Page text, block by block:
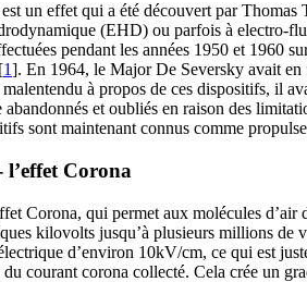
un effet qui a été découvert par
(EHD) ou parfois à electro-
pendant les années 1950 et 1960
[1]. En 1964, le Major De Seversky avait
à propos de ces dispositifs, il
et oubliés en raison des
sont maintenant connus comme
l’effet Corona
Corona, qui permet aux molécules
kilovolts jusqu’à plusieurs millions de
d’environ 10kV/cm, ce qui est
courant corona collecté. Cela crée un